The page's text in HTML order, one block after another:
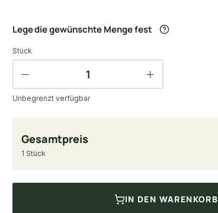
Lege die gewünschte Menge fest
Stück
Unbegrenzt verfügbar
Gesamtpreis
1 Stück
IN DEN WARENKORB